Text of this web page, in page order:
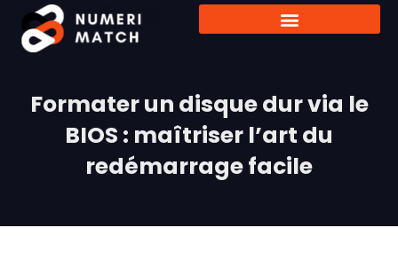
Formater un disque dur via le
BIOS : maîtriser l’art du
redémarrage facile